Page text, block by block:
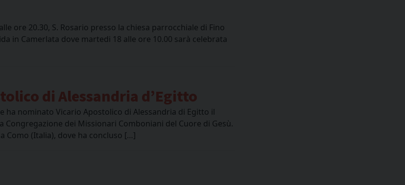
ore 20.30, S. Rosario presso la chiesa parrocchiale di Fino
in Camerlata dove martedi 18 alle ore 10.00 sarà celebrata
di Alessandria d’Egitto
ha nominato Vicario Apostolico di Alessandria di Egitto il
Congregazione dei Missionari Comboniani del Cuore di Gesù.
Como (Italia), dove ha concluso […]